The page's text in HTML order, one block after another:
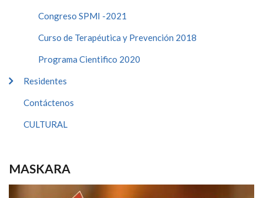
Congreso SPMI -2021
Curso de Terapéutica y Prevención 2018
Programa Cientifico 2020
Residentes
Contáctenos
CULTURAL
MASKARA